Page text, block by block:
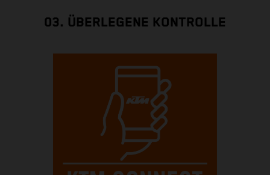
03. ÜBERLEGENE KONTROLLE